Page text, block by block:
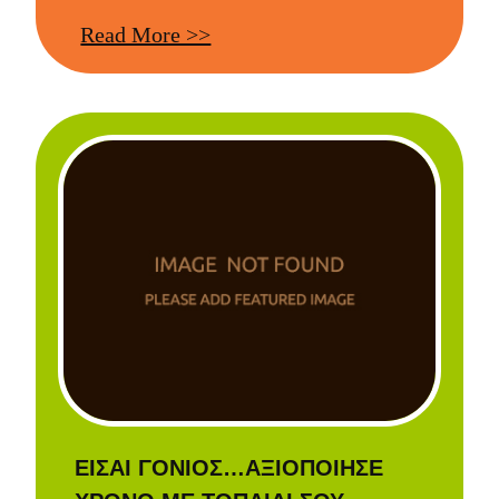
Read More >>
ΕΙΣΑΙ ΓΟΝΙΟΣ…ΑΞΙΟΠΟΙΗΣΕ